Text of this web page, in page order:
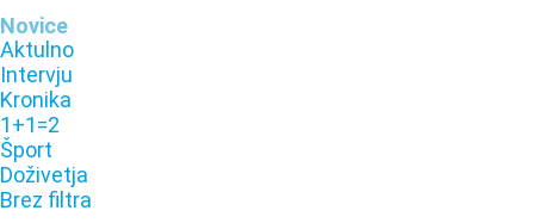
Novice
Aktulno
Intervju
Kronika
1+1=2
Šport
Doživetja
Brez filtra